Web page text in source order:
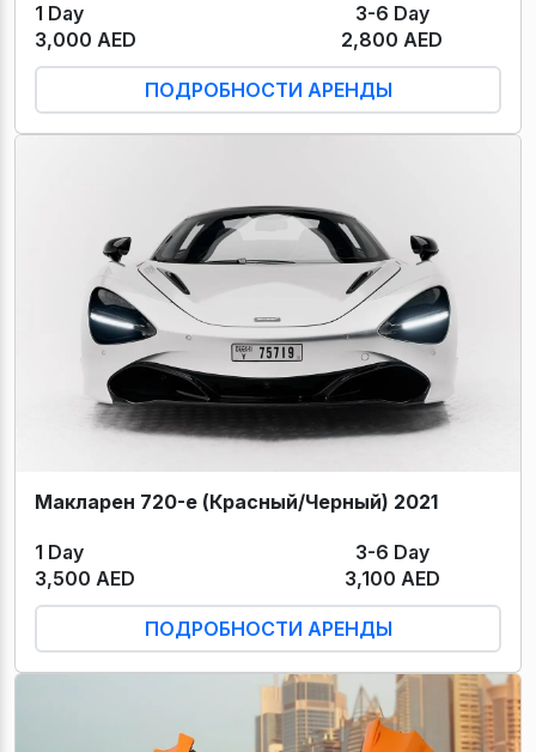
1 Day
3-6 Day
3,000 AED
2,800 AED
ПОДРОБНОСТИ АРЕНДЫ
Макларен 720-е (Красный/Черный) 2021
1 Day
3-6 Day
3,500 AED
3,100 AED
ПОДРОБНОСТИ АРЕНДЫ